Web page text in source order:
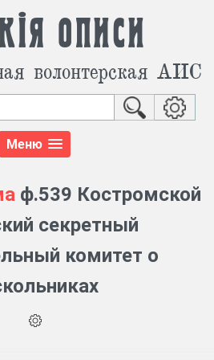
описи
волонтерская АИС
Меню
ф.539 Костромской
секретный
комитет о